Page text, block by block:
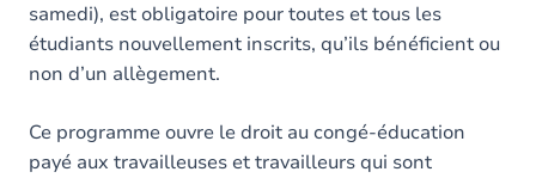
samedi), est obligatoire pour toutes et tous les
étudiants nouvellement inscrits, qu’ils bénéficient ou
non d’un allègement.
Ce programme ouvre le droit au congé-éducation
payé aux travailleuses et travailleurs qui sont